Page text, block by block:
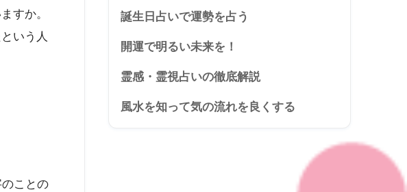
すか。
いう人
ことの
誕生日占いで運勢を占う
開運で明るい未来を！
霊感・霊視占いの徹底解説
風水を知って気の流れを良くする